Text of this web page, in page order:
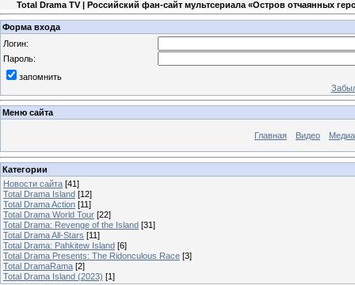
Total Drama TV | Российский фан-сайт мультсериала «Остров отчаянных
Форма входа
Логин:
Пароль:
запомнить
Меню сайта
Главная Видео Медиа
Категории
Новости сайта [41]
Total Drama Island [12]
Total Drama Action [11]
Total Drama World Tour [22]
Total Drama: Revenge of the Island [31]
Total Drama All-Stars [11]
Total Drama: Pahkitew Island [6]
Total Drama Presents: The Ridonculous Race [3]
Total DramaRama [2]
Total Drama Island (2023) [1]